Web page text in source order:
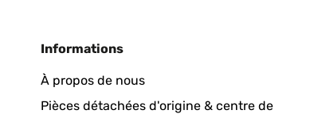
Informations
À propos de nous
Pièces détachées d'origine & centre de